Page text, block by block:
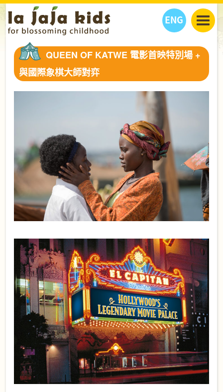
ENG
丫丫看天下
教學活動
人物專題
丫丫活動
親子好去處
丫丫之選
健康生活館
學習成長路
關於我們
我們的故事
丫丫夥伴 + 友情連接
QUEEN OF KATWE 電影首映特別場 +
與國際象棋大師對弈